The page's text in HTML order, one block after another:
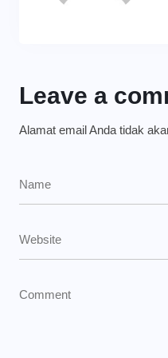
Leave a
Alamat email Anda tidak